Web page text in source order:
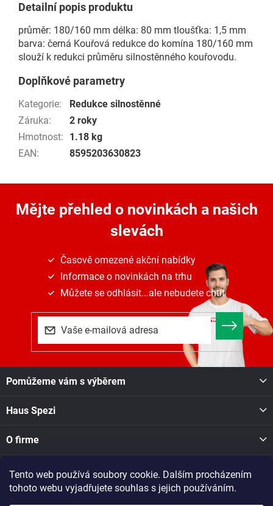
Tento web používá soubory cookie. Dalším procházením
tohoto webu vyjadřujete souhlas s jejich používáním.
Detailní popis produktu
průměr: 180/160 mm délka: 80 mm tloušťka: 1,5 mm
barva: černá Kouřová redukce do komína 180/160 mm
slouží k redukci průměru silnostěnného kouřovodu.
Doplňkové parametry
Kategorie:
Redukce silnostěnné
Záruka:
2 roky
Hmotnost:
1.18 kg
EAN: 8595203630823
Mějte přehled o novinkách a našich
slevách
Časově omezené akční nabídky
Informace o novinkách na trhu
Můžete se odhlásit...ale nebudete chtít
Pomůžeme vám s výběrem
Haus Spezi
O firme
Facebook